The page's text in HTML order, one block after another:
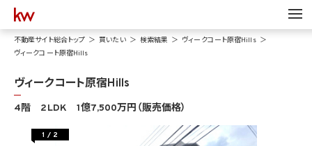
不動産サイト総合トップ 買いたい 検索結果
ヴィークコート原宿Hills
ヴィークコート原宿Hills
ヴィークコート原宿Hills
4階 2LDK 1億7,500万円（販売価格）
1 / 2